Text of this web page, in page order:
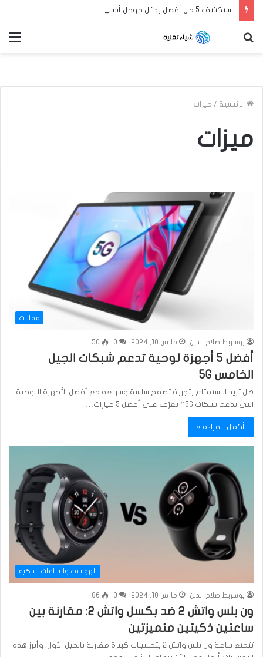
الرئيسية / ميزات
ميزات
مقالات
بوشريط صلاح الدين مارس 10, 2024 0
50
أفضل 5 أجهزة لوحية تدعم شبكات الجيل
الخامس 5G
هل تريد الاستمتاع بتجربة تصفح سلسة وسريعة مع أفضل الأجهزة اللوحية
التي تدعم شبكات 5G؟ تعرّف على أفضل 5 خيارات…
أكمل القراءة »
الهواتف والساعات الذكية
بوشريط صلاح الدين مارس 10, 2024 0
86
ون بلس واتش 2 ضد بكسل واتش 2: مقارنة بين
ساعتين ذكيتين متميزتين
تتمتع ساعة ون بلس واتش 2 بتحسينات كبيرة مقارنة بالجيل الأول، وأبرز هذه